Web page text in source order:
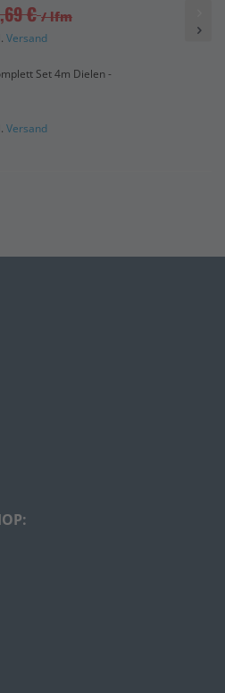
€ / lfm
Versand
Set 4m Dielen -
Versand